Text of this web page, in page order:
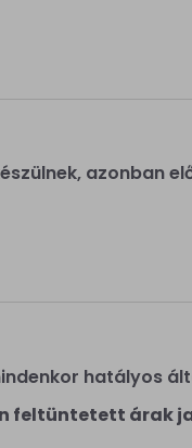
azonban
hatályos
feltüntetett árak